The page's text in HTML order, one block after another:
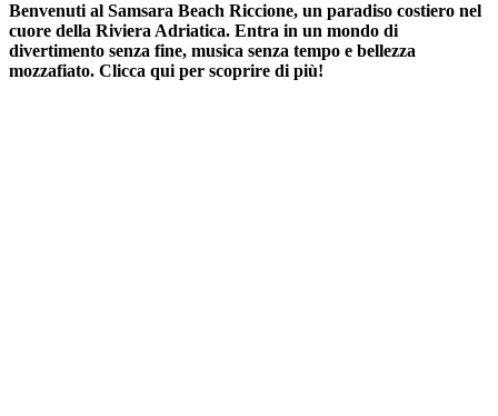
Benvenuti al Samsara Beach Riccione, un paradiso costiero nel
cuore della Riviera Adriatica. Entra in un mondo di
divertimento senza fine, musica senza tempo e bellezza
mozzafiato. Clicca qui per scoprire di più!